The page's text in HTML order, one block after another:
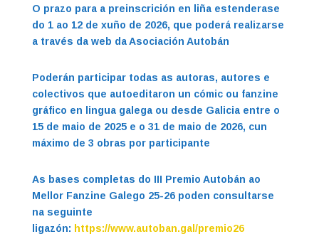
O prazo para a preinscrición en liña estenderase
do 1 ao 12 de xuño de 2026, que poderá realizarse
a través da web da Asociación Autobán
Poderán participar todas as autoras, autores e
colectivos que autoeditaron un cómic ou fanzine
gráfico en lingua galega ou desde Galicia entre o
15 de maio de 2025 e o 31 de maio de 2026, cun
máximo de 3 obras por participante
As bases completas do III Premio Autobán ao
Mellor Fanzine Galego 25-26 poden consultarse
na seguinte
ligazón: https://www.autoban.gal/premio26